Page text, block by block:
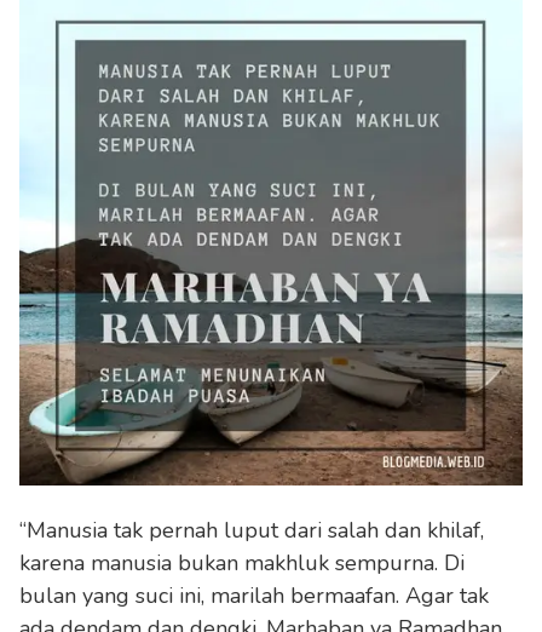
“Manusia tak pernah luput dari salah dan khilaf,
karena manusia bukan makhluk sempurna. Di
bulan yang suci ini, marilah bermaafan. Agar tak